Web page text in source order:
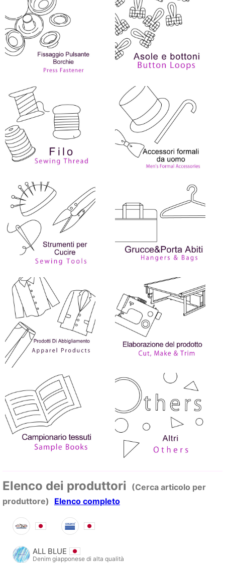
Elenco dei produttori (Cerca articolo per
produttore)
Elenco completo
ALL BLUE
Denim giapponese di alta qualità